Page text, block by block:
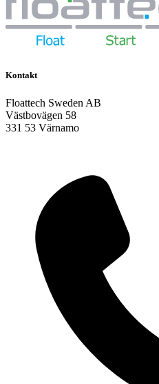
Kontakt
Floattech Sweden AB
Västbovägen 58
331 53 Värnamo